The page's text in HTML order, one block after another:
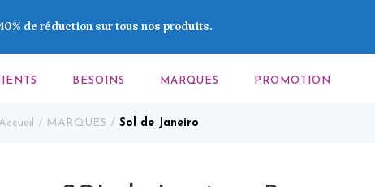
BESOINS MARQUES PROMOTION
Accueil MARQUES Sol de Janeiro
de réduction sur tous nos produits.